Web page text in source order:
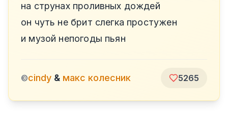
на струнах проливных дождей
он чуть не брит слегка простужен
и музой непогоды пьян
©cindy & макс колесник 5265